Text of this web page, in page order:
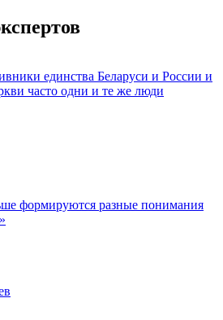
единства Беларуси и России и
часто одни и те же люди
формируются разные понимания